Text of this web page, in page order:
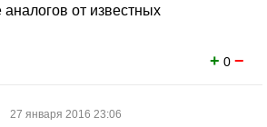
от известных
+ 0 −
27 января 2016 23:06